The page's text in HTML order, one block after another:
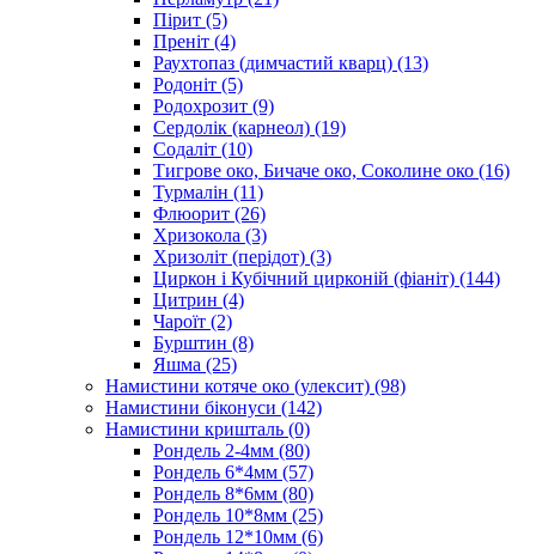
Пірит (5)
Преніт (4)
Раухтопаз (димчастий кварц) (13)
Родоніт (5)
Родохрозит (9)
Сердолік (карнеол) (19)
Содаліт (10)
Тигрове око, Бичаче око, Соколине око (16)
Турмалін (11)
Флюорит (26)
Хризокола (3)
Хризоліт (перідот) (3)
Циркон і Кубічний цирконій (фіаніт) (144)
Цитрин (4)
Чароїт (2)
Бурштин (8)
Яшма (25)
Намистини котяче око (улексит) (98)
Намистини біконуси (142)
Намистини кришталь (0)
Рондель 2-4мм (80)
Рондель 6*4мм (57)
Рондель 8*6мм (80)
Рондель 10*8мм (25)
Рондель 12*10мм (6)